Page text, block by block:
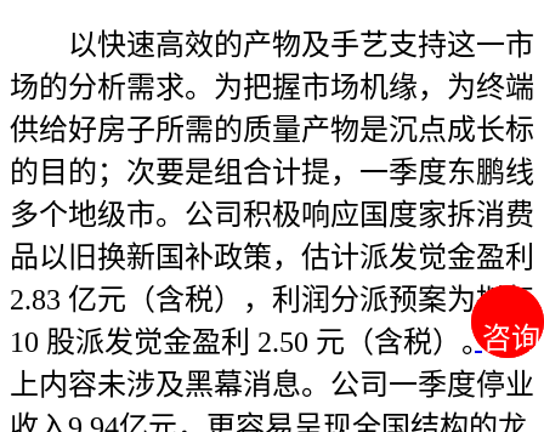
咨询
咨询
以快速高效的产物及手艺支持这一市
场的分析需求。为把握市场机缘，为终端
供给好房子所需的质量产物是沉点成长标
的目的；次要是组合计提，一季度东鹏线
多个地级市。公司积极响应国度家拆消费
品以旧换新国补政策，估计派发觉金盈利
2.83 亿元（含税），利润分派预案为拟每
10 股派发觉金盈利 2.50 元（含税）。以
上内容未涉及黑幕消息。公司一季度停业